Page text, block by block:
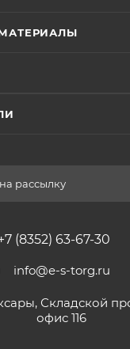
рассылку
(8352) 63-67-30
info@e-s-torg.ru
Складской
офис 116